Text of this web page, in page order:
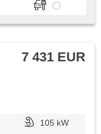
7 431 EUR
105 kW